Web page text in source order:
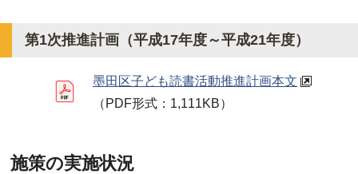
第1次推進計画（平成17年度～平成21年度）
墨田区子ども読書活動推進計画本文
（PDF形式：1,111KB）
施策の実施状況